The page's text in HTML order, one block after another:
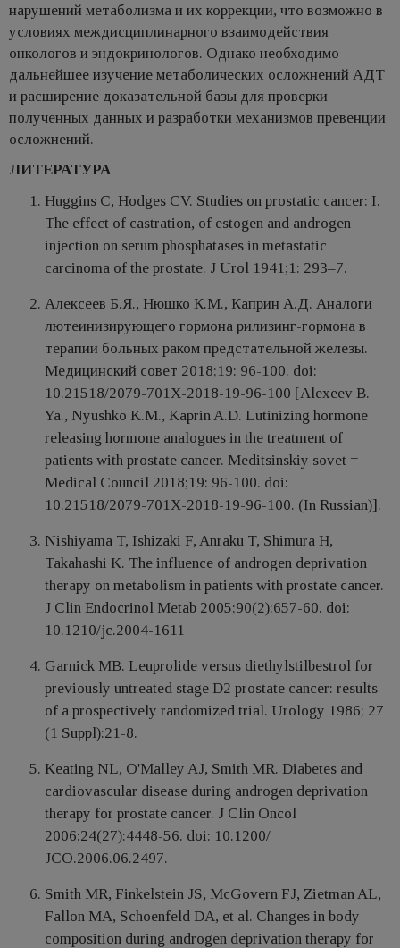
нарушений метаболизма и их коррекции, что возможно в
условиях междисциплинарного взаимодействия
онкологов и эндокринологов. Однако необходимо
дальнейшее изучение метаболических осложнений АДТ
и расширение доказательной базы для проверки
полученных данных и разработки механизмов превенции
осложнений.
ЛИТЕРАТУРА
Huggins C, Hodges CV. Studies on prostatic cancer: I.
The effect of castration, of estogen and androgen
injection on serum phosphatases in metastatic
carcinoma of the prostate. J Urol 1941;1: 293–7.
Алексеев Б.Я., Нюшко К.М., Каприн А.Д. Аналоги
лютеинизирующего гормона рилизинг-гормона в
терапии больных раком предстательной железы.
Медицинский совет 2018;19: 96-100. doi:
10.21518/2079-701X-2018-19-96-100 [Alexeev B.
Ya., Nyushko K.M., Kaprin A.D. Lutinizing hormone
releasing hormone analogues in the treatment of
patients with prostate cancer. Meditsinskiy sovet =
Medical Council 2018;19: 96-100. doi:
10.21518/2079-701X-2018-19-96-100. (In Russian)].
Nishiyama T, Ishizaki F, Anraku T, Shimura H,
Takahashi K. The influence of androgen deprivation
therapy on metabolism in patients with prostate cancer.
J Clin Endocrinol Metab 2005;90(2):657-60. doi:
10.1210/jc.2004-1611
Garnick MB. Leuprolide versus diethylstilbestrol for
previously untreated stage D2 prostate cancer: results
of a prospectively randomized trial. Urology 1986; 27
(1 Suppl):21-8.
Keating NL, O'Malley AJ, Smith MR. Diabetes and
cardiovascular disease during androgen deprivation
therapy for prostate cancer. J Clin Oncol
2006;24(27):4448-56. doi: 10.1200/
JCO.2006.06.2497.
Smith MR, Finkelstein JS, McGovern FJ, Zietman AL,
Fallon MA, Schoenfeld DA, et al. Changes in body
composition during androgen deprivation therapy for